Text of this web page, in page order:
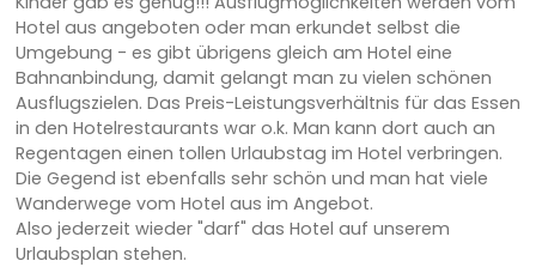
Hotel aus angeboten oder man erkundet selbst die
Umgebung - es gibt übrigens gleich am Hotel eine
Bahnanbindung, damit gelangt man zu vielen schönen
Ausflugszielen. Das Preis-Leistungsverhältnis für das Essen
in den Hotelrestaurants war o.k. Man kann dort auch an
Regentagen einen tollen Urlaubstag im Hotel verbringen.
Die Gegend ist ebenfalls sehr schön und man hat viele
Wanderwege vom Hotel aus im Angebot.
Also jederzeit wieder "darf" das Hotel auf unserem
Urlaubsplan stehen.